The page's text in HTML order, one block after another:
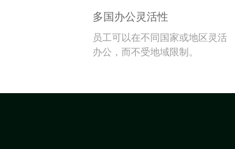
多国办公灵活性
员工可以在不同国家或地区灵活
办公，而不受地域限制。